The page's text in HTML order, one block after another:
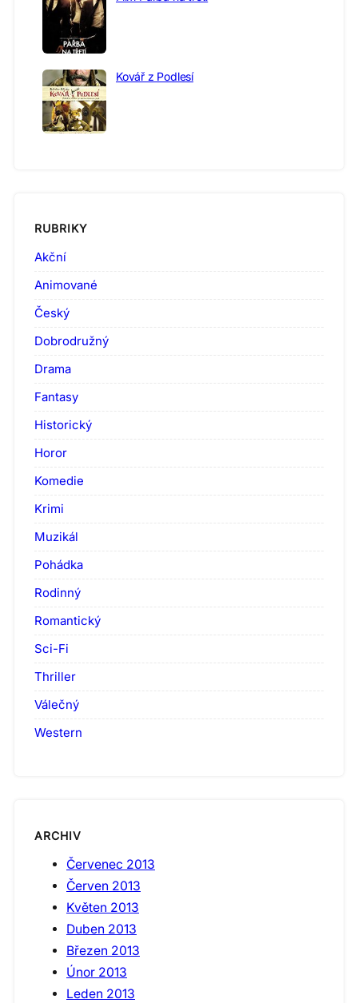
Kovář z Podlesí
RUBRIKY
Akční
Animované
Český
Dobrodružný
Drama
Fantasy
Historický
Horor
Komedie
Krimi
Muzikál
Pohádka
Rodinný
Romantický
Sci-Fi
Thriller
Válečný
Western
ARCHIV
Červenec 2013
Červen 2013
Květen 2013
Duben 2013
Březen 2013
Únor 2013
Leden 2013